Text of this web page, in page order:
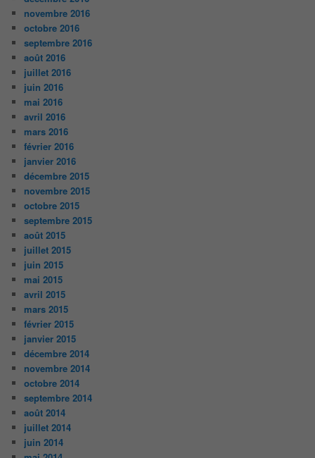
novembre 2016
octobre 2016
septembre 2016
août 2016
juillet 2016
juin 2016
mai 2016
avril 2016
mars 2016
février 2016
janvier 2016
décembre 2015
novembre 2015
octobre 2015
septembre 2015
août 2015
juillet 2015
juin 2015
mai 2015
avril 2015
mars 2015
février 2015
janvier 2015
décembre 2014
novembre 2014
octobre 2014
septembre 2014
août 2014
juillet 2014
juin 2014